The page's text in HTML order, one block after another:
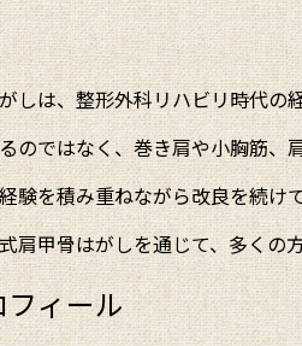
しは、整形外科リハビリ時代の
のではなく、巻き肩や小胸筋、
験を積み重ねながら改良を続
肩甲骨はがしを通じて、多くの
ィール